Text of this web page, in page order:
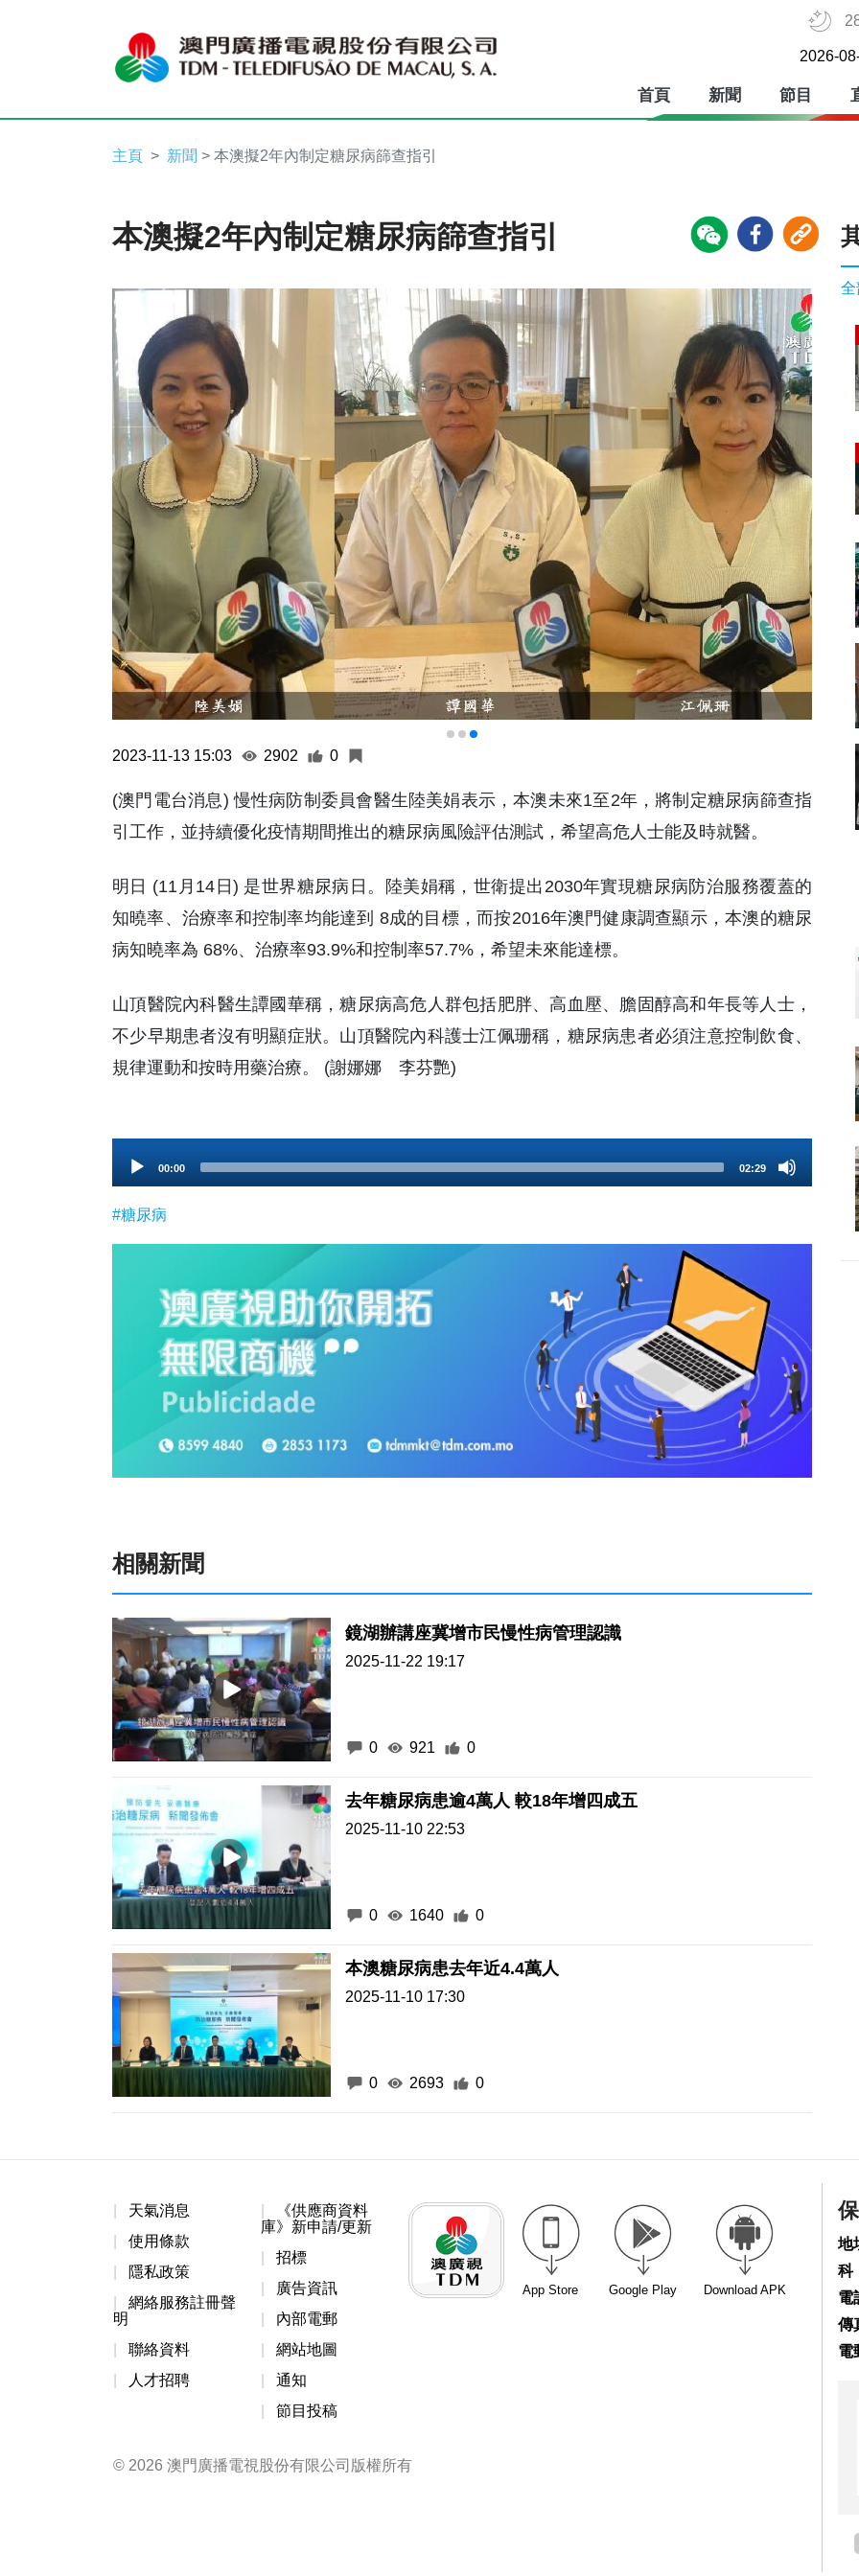
2026-
首頁 新聞 節目
主頁 新聞 > 本澳擬2年內制定糖尿病篩查指引
本澳擬2年內制定糖尿病篩查指引
2023-11-13 15:03 2902 0
(澳門電台消息) 慢性病防制委員會醫生陸美娟表示，本澳未來1至2年，將制定糖尿病篩查指
引工作，並持續優化疫情期間推出的糖尿病風險評估測試，希望高危人士能及時就醫。
明日 (11月14日) 是世界糖尿病日。陸美娟稱，世衛提出2030年實現糖尿病防治服務覆蓋的
知曉率、治療率和控制率均能達到 8成的目標，而按2016年澳門健康調查顯示，本澳的糖尿
病知曉率為 68%、治療率93.9%和控制率57.7%，希望未來能達標。
山頂醫院內科醫生譚國華稱，糖尿病高危人群包括肥胖、高血壓、膽固醇高和年長等人士，
不少早期患者沒有明顯症狀。山頂醫院內科護士江佩珊稱，糖尿病患者必須注意控制飲食、
規律運動和按時用藥治療。 (謝娜娜 李芬艷)
Player
00:00 02:29
#糖尿病
相關新聞
鏡湖辦講座冀增市民慢性病管理認識
2025-11-22 19:17
0 921 0
去年糖尿病患逾4萬人 較18年增四成五
2025-11-10 22:53
0 1640 0
本澳糖尿病患去年近4.4萬人
2025-11-10 17:30
0 2693 0
全
天氣消息
使用條款
隱私政策
網絡服務註冊聲
明
聯絡資料
人才招聘
《供應商資料
庫》新申請/更新
招標
廣告資訊
內部電郵
網站地圖
通知
節目投稿
App Store Google Play Download APK
© 2026 澳門廣播電視股份有限公司版權所有
地
科
電
傳
電